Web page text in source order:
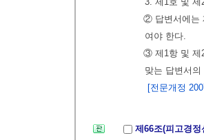
② 답변서에는
여야 한다.
③ 제1항 및 제
맞는 답변서
[전문개정
제66조(피고경